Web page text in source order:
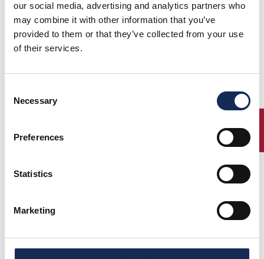
our social media, advertising and analytics partners who
may combine it with other information that you’ve
provided to them or that they’ve collected from your use
of their services.
Selection
Necessary
Preferences
Statistics
Marketing
ENTRY